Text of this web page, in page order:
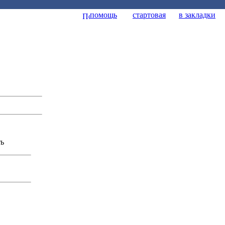
помощь стартовая в закладки